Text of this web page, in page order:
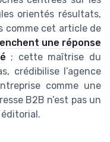
orientés résultats,
comme cet article de
une réponse
; cette maîtrise du
crédibilise l’agence
comme une
B2B n’est pas un